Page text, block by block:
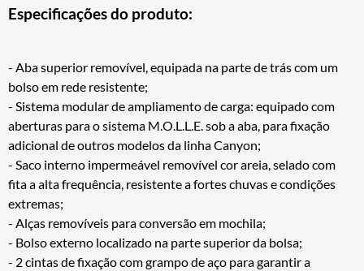
Especificações do produto:
- Aba superior removível, equipada na parte de trás com um
bolso em rede resistente;
- Sistema modular de ampliamento de carga: equipado com
aberturas para o sistema M.O.L.L.E. sob a aba, para fixação
adicional de outros modelos da linha Canyon;
- Saco interno impermeável removível cor areia, selado com
fita a alta frequência, resistente a fortes chuvas e condições
extremas;
- Alças removíveis para conversão em mochila;
- Bolso externo localizado na parte superior da bolsa;
- 2 cintas de fixação com grampo de aço para garantir a